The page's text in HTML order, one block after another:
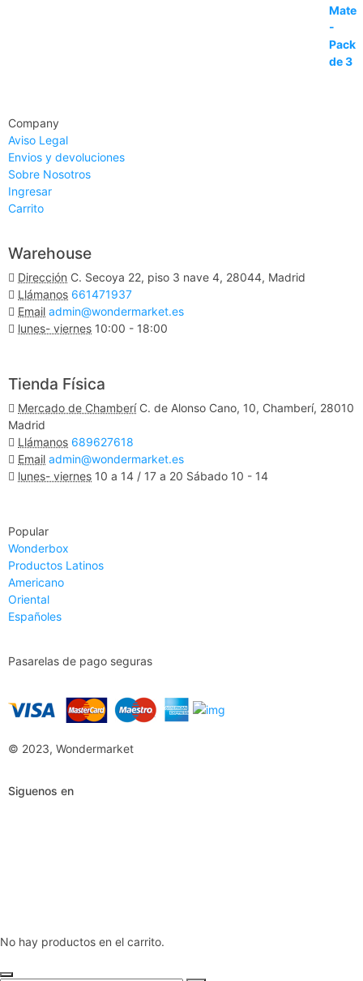
Company
Aviso Legal
Envios y devoluciones
Sobre Nosotros
Ingresar
Carrito
Warehouse
Dirección C. Secoya 22, piso 3 nave 4, 28044, Madrid
Llámanos 661471937
Email admin@wondermarket.es
lunes- viernes 10:00 - 18:00
Tienda Física
Mercado de Chamberí C. de Alonso Cano, 10, Chamberí, 28010
Madrid
Llámanos 689627618
Email admin@wondermarket.es
lunes- viernes 10 a 14 / 17 a 20 Sábado 10 - 14
Popular
Wonderbox
Productos Latinos
Americano
Oriental
Españoles
Pasarelas de pago seguras
© 2023, Wondermarket
Siguenos en
No hay productos en el carrito.